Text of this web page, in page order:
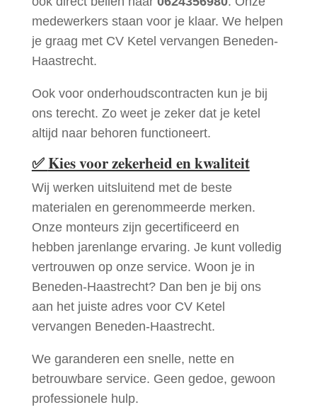
medewerkers staan voor je klaar. We helpen
je graag met CV Ketel vervangen Beneden-
Haastrecht.
Ook voor onderhoudscontracten kun je bij
ons terecht. Zo weet je zeker dat je ketel
altijd naar behoren functioneert.
✅Kies voor zekerheid en kwaliteit
Wij werken uitsluitend met de beste
materialen en gerenommeerde merken.
Onze monteurs zijn gecertificeerd en
hebben jarenlange ervaring. Je kunt volledig
vertrouwen op onze service. Woon je in
Beneden-Haastrecht? Dan ben je bij ons
aan het juiste adres voor CV Ketel
vervangen Beneden-Haastrecht.
We garanderen een snelle, nette en
betrouwbare service. Geen gedoe, gewoon
professionele hulp.